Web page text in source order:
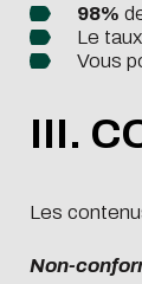
98%
Le
Vous
III.
Les
Non-